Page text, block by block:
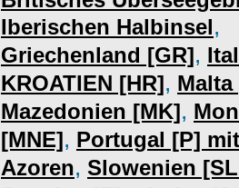
Iberischen Halbinsel,
Griechenland [GR],
KROATIEN [HR], Malta
Mazedonien [MK],
[MNE], Portugal [P]
Azoren, Slowenien